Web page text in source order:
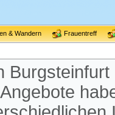
& Wandern Frauentreff